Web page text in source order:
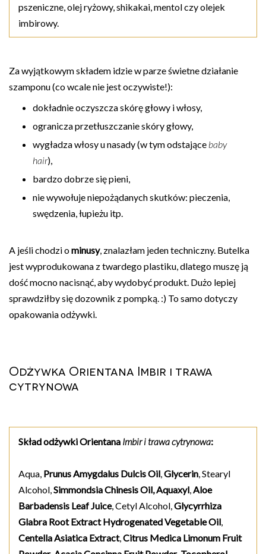
pszeniczne, olej ryżowy, shikakai, mentol czy olejek
imbirowy.
Za wyjątkowym składem idzie w parze świetne działanie
szamponu (co wcale nie jest oczywiste!):
dokładnie oczyszcza skórę głowy i włosy,
ogranicza przetłuszczanie skóry głowy,
wygładza włosy u nasady (w tym odstające baby
hair),
bardzo dobrze się pieni,
nie wywołuje niepożądanych skutków: pieczenia,
swędzenia, łupieżu itp.
A jeśli chodzi ominusy, znalazłam jeden techniczny. Butelka
jest wyprodukowana z twardego plastiku, dlatego muszę ją
dość mocno nacisnąć, aby wydobyć produkt. Dużo lepiej
sprawdziłby się dozownik z pompką. :) To samo dotyczy
opakowania odżywki.
Odżywka Orientana Imbir i trawa
cytrynowa
Skład odżywki Orientana Imbir i trawa cytrynowa:
Aqua, Prunus Amygdalus Dulcis Oil,Glycerin, Stearyl
Alcohol,Simmondsia Chinesis Oil,Aquaxyl,Aloe
Barbadensis Leaf Juice, Cetyl Alcohol,Glycyrrhiza
Glabra Root Extract Hydrogenated Vegetable Oil,
Centella Asiatica Extract,Citrus Medica Limonum Fruit